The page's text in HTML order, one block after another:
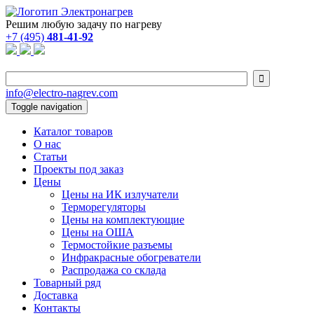
Решим любую задачу по нагреву
+7 (495) 481-41-92

info@electro-nagrev.com
Toggle navigation
Каталог товаров
О нас
Статьи
Проекты под заказ
Цены
Цены на ИК излучатели
Терморегуляторы
Цены на комплектующие
Цены на ОША
Термостойкие разъемы
Инфракрасные обогреватели
Распродажа со склада
Товарный ряд
Доставка
Контакты